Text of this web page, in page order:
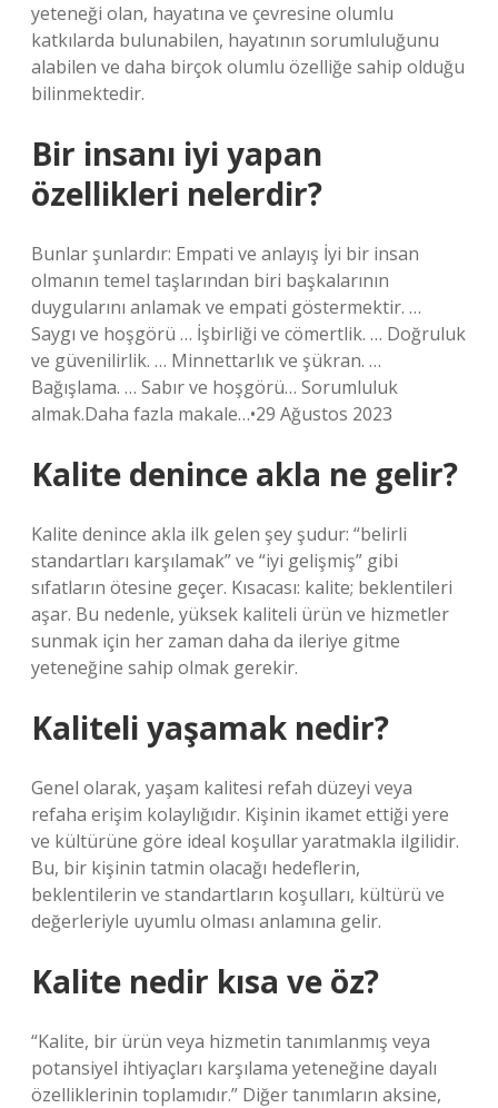
yeteneği olan, hayatına ve çevresine olumlu
katkılarda bulunabilen, hayatının sorumluluğunu
alabilen ve daha birçok olumlu özelliğe sahip olduğu
bilinmektedir.
Bir insanı iyi yapan
özellikleri nelerdir?
Bunlar şunlardır: Empati ve anlayış İyi bir insan
olmanın temel taşlarından biri başkalarının
duygularını anlamak ve empati göstermektir. …
Saygı ve hoşgörü … İşbirliği ve cömertlik. … Doğruluk
ve güvenilirlik. … Minnettarlık ve şükran. …
Bağışlama. … Sabır ve hoşgörü… Sorumluluk
almak.Daha fazla makale…•29 Ağustos 2023
Kalite denince akla ne gelir?
Kalite denince akla ilk gelen şey şudur: “belirli
standartları karşılamak” ve “iyi gelişmiş” gibi
sıfatların ötesine geçer. Kısacası: kalite; beklentileri
aşar. Bu nedenle, yüksek kaliteli ürün ve hizmetler
sunmak için her zaman daha da ileriye gitme
yeteneğine sahip olmak gerekir.
Kaliteli yaşamak nedir?
Genel olarak, yaşam kalitesi refah düzeyi veya
refaha erişim kolaylığıdır. Kişinin ikamet ettiği yere
ve kültürüne göre ideal koşullar yaratmakla ilgilidir.
Bu, bir kişinin tatmin olacağı hedeflerin,
beklentilerin ve standartların koşulları, kültürü ve
değerleriyle uyumlu olması anlamına gelir.
Kalite nedir kısa ve öz?
“Kalite, bir ürün veya hizmetin tanımlanmış veya
potansiyel ihtiyaçları karşılama yeteneğine dayalı
özelliklerinin toplamıdır.” Diğer tanımların aksine,